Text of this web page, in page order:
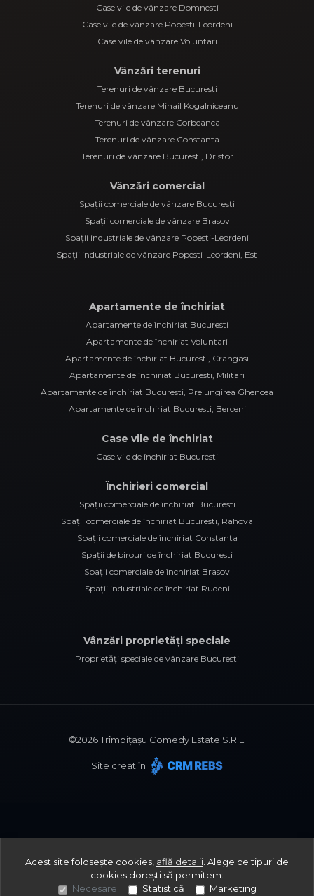
Case vile de vânzare Domnesti
Case vile de vânzare Popesti-Leordeni
Case vile de vânzare Voluntari
Vânzări terenuri
Terenuri de vânzare Bucuresti
Terenuri de vânzare Mihail Kogalniceanu
Terenuri de vânzare Corbeanca
Terenuri de vânzare Constanta
Terenuri de vânzare Bucuresti, Dristor
Vânzări comercial
Spații comerciale de vânzare Bucuresti
Spații comerciale de vânzare Brasov
Spații industriale de vânzare Popesti-Leordeni
Spații industriale de vânzare Popesti-Leordeni, Est
Apartamente de închiriat
Apartamente de închiriat Bucuresti
Apartamente de închiriat Voluntari
Apartamente de închiriat Bucuresti, Crangasi
Apartamente de închiriat Bucuresti, Militari
Apartamente de închiriat Bucuresti, Prelungirea Ghencea
Apartamente de închiriat Bucuresti, Berceni
Case vile de închiriat
Case vile de închiriat Bucuresti
Închirieri comercial
Spații comerciale de închiriat Bucuresti
Spații comerciale de închiriat Bucuresti, Rahova
Spații comerciale de închiriat Constanta
Spații de birouri de închiriat Bucuresti
Spații comerciale de închiriat Brasov
Spații industriale de închiriat Rudeni
Vânzări proprietăți speciale
Proprietăți speciale de vânzare Bucuresti
©2026Trîmbițașu Comedy Estate S.R.L.
Site creat în
Acest site folosește cookies, află detalii Alege ce tipuri de
cookies dorești să permitem:
Necesare
Statistică Marketing